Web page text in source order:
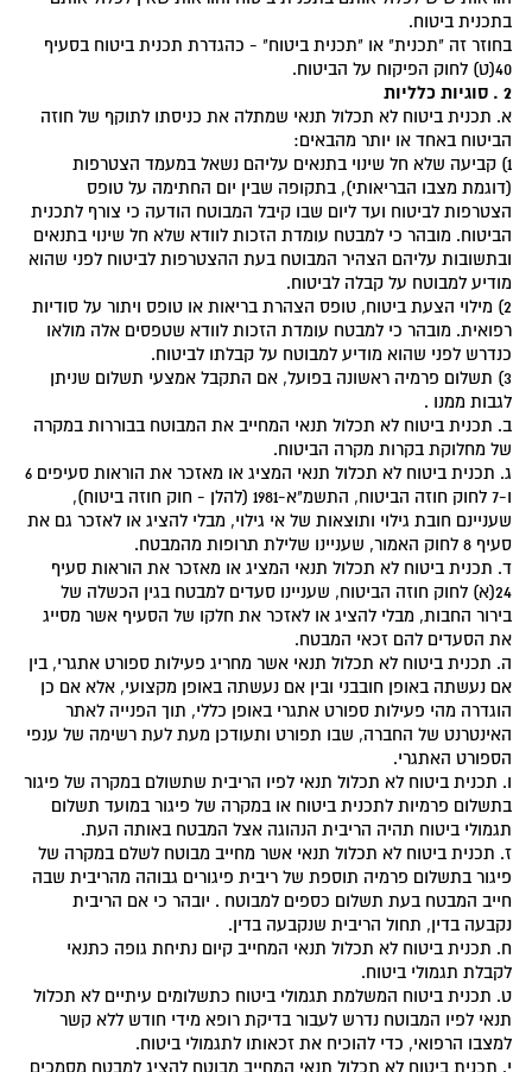
בתכנית ביטוח.
בחוזר זה "תכנית" או "תכנית ביטוח" - כהגדרת תכנית ביטוח בסעיף
40(ט) לחוק הפיקוח על הביטוח.
2 . סוגיות כלליות
א. תכנית ביטוח לא תכלול תנאי שמתלה את כניסתו לתוקף של חוזה
הביטוח באחד או יותר מהבאים:
1) קביעה שלא חל שינוי בתנאים עליהם נשאל במעמד הצטרפות
(דוגמת מצבו הבריאותי), בתקופה שבין יום החתימה על טופס
הצטרפות לביטוח ועד ליום שבו קיבל המבוטח הודעה כי צורף לתכנית
הביטוח. מובהר כי למבטח עומדת הזכות לוודא שלא חל שינוי בתנאים
ובתשובות עליהם הצהיר המבוטח בעת ההצטרפות לביטוח לפני שהוא
מודיע למבוטח על קבלה לביטוח.
2) מילוי הצעת ביטוח, טופס הצהרת בריאות או טופס ויתור על סודיות
רפואית. מובהר כי למבטח עומדת הזכות לוודא שטפסים אלה מולאו
כנדרש לפני שהוא מודיע למבוטח על קבלתו לביטוח.
3) תשלום פרמיה ראשונה בפועל, אם התקבל אמצעי תשלום שניתן
לגבות ממנו .
ב. תכנית ביטוח לא תכלול תנאי המחייב את המבוטח בבוררות במקרה
של מחלוקת בקרות מקרה הביטוח.
ג. תכנית ביטוח לא תכלול תנאי המציג או מאזכר את הוראות סעיפים 6
ו-7 לחוק חוזה הביטוח, התשמ"א-1981 (להלן - חוק חוזה ביטוח),
שעניינם חובת גילוי ותוצאות של אי גילוי, מבלי להציג או לאזכר גם את
סעיף 8 לחוק האמור, שעניינו שלילת תרופות מהמבטח.
ד. תכנית ביטוח לא תכלול תנאי המציג או מאזכר את הוראות סעיף
24(א) לחוק חוזה הביטוח, שעניינו סעדים למבטח בגין הכשלה של
בירור החבות, מבלי להציג או לאזכר את חלקו של הסעיף אשר מסייג
את הסעדים להם זכאי המבטח.
ה. תכנית ביטוח לא תכלול תנאי אשר מחריג פעילות ספורט אתגרי, בין
אם נעשתה באופן חובבני ובין אם נעשתה באופן מקצועי, אלא אם כן
הוגדרה מהי פעילות ספורט אתגרי באופן כללי, תוך הפנייה לאתר
האינטרנט של החברה, שבו תפורט ותעודכן מעת לעת רשימה של ענפי
הספורט האתגרי.
ו. תכנית ביטוח לא תכלול תנאי לפיו הריבית שתשולם במקרה של פיגור
בתשלום פרמיות לתכנית ביטוח או במקרה של פיגור במועד תשלום
תגמולי ביטוח תהיה הריבית הנהוגה אצל המבטח באותה העת.
ז. תכנית ביטוח לא תכלול תנאי אשר מחייב מבוטח לשלם במקרה של
פיגור בתשלום פרמיה תוספת של ריבית פיגורים גבוהה מהריבית שבה
חייב המבטח בעת תשלום כספים למבוטח . יובהר כי אם הריבית
נקבעה בדין, תחול הריבית שנקבעה בדין.
ח. תכנית ביטוח לא תכלול תנאי המחייב קיום נתיחת גופה כתנאי
לקבלת תגמולי ביטוח.
ט. תכנית ביטוח המשלמת תגמולי ביטוח כתשלומים עיתיים לא תכלול
תנאי לפיו המבוטח נדרש לעבור בדיקת רופא מידי חודש ללא קשר
למצבו הרפואי, כדי להוכיח את זכאותו לתגמולי ביטוח.
י. תכנית ביטוח לא תכלול תנאי המחייב מבוטח להציג למבטח מסמכים